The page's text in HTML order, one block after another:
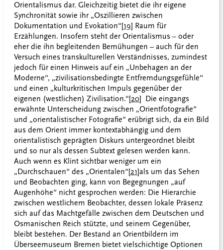
Orientalismus dar. Gleichzeitig bietet die ihr eigene
Synchronität sowie ihr „Oszillieren zwischen
Dokumentation und Evokation“[19] Raum für
Erzählungen. Insofern steht der Orientalismus – oder
eher die ihn begleitenden Bemühungen – auch für den
Versuch eines transkulturellen Verständnisses, zumindest
jedoch für einen Hinweis auf ein „Unbehagen an der
Moderne“, „zivilisationsbedingte Entfremdungsgefühle“
und einen „kulturkritischen Impuls gegenüber der
eigenen (westlichen) Zivilisation.“[20]
Die eingangs
erwähnte Unterscheidung zwischen „Orientfotografie“
und „orientalistischer Fotografie“ erübrigt sich, da ein Bild
aus dem Orient immer kontextabhängig und dem
orientalistisch geprägten Diskurs untergeordnet bleibt
und so nur als dessen Subtext gelesen werden kann.
Auch wenn es Klint sichtbar weniger um ein
„Durchschauen“ des „Orientalen“[21]als um das Sehen
und Beobachten ging, kann von Begegnungen „auf
Augenhöhe“ nicht gesprochen werden: Die Hierarchie
zwischen westlichem Beobachter, dessen lokale Präsenz
sich auf das Machtgefälle zwischen dem Deutschen und
Osmanischen Reich stützte, und seinem Gegenüber,
bleibt bestehen. Der Bestand an Orientbildern im
Überseemuseum Bremen bietet vielschichtige Optionen